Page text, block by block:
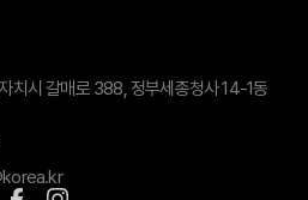
치시 갈매로 388, 정부세종청사 14-1동